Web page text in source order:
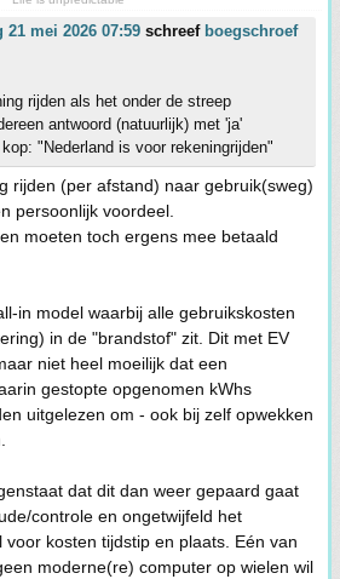
21 mei 2026 07:59 schreef boegschroef
rijden als het onder de streep
antwoord (natuurlijk) met 'ja'
"Nederland is voor rekeningrijden"
rijden (per afstand) naar gebruik(sweg)
persoonlijk voordeel.
moeten toch ergens mee betaald
in model waarbij alle gebruikskosten
in de "brandstof" zit. Dit met EV
niet heel moeilijk dat een
gestopte opgenomen kWhs
uitgelezen om - ook bij zelf opwekken
dat dit dan weer gepaard gaat
controle en ongetwijfeld het
kosten tijdstip en plaats. Eén van
moderne(re) computer op wielen wil